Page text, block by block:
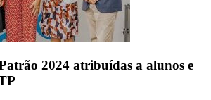
2024 atribuídas a alunos e